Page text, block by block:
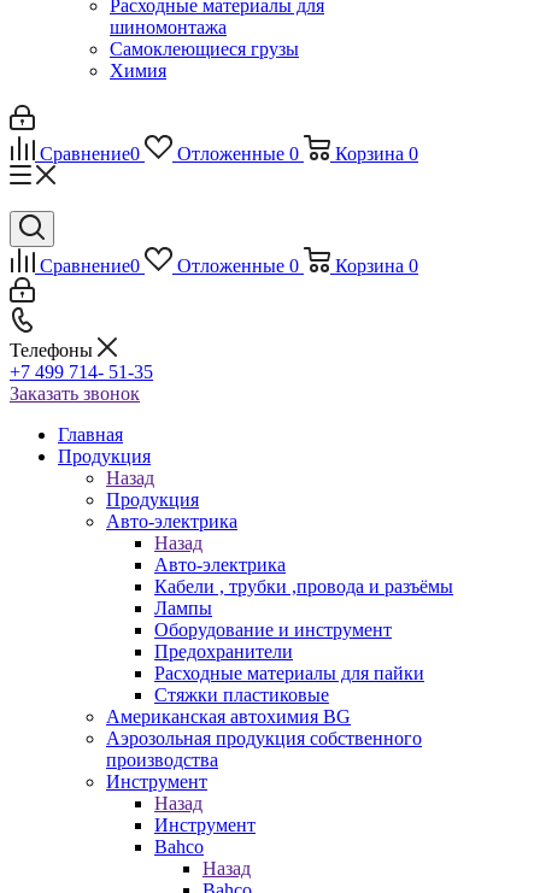
Расходные материалы для
шиномонтажа
Самоклеющиеся грузы
Химия
Сравнение0 Отложенные 0 Корзина 0
Сравнение0 Отложенные 0 Корзина 0
Телефоны
+7 499 714- 51-35
Заказать звонок
Главная
Продукция
Назад
Продукция
Авто-электрика
Назад
Авто-электрика
Кабели , трубки ,провода и разъёмы
Лампы
Оборудование и инструмент
Предохранители
Расходные материалы для пайки
Стяжки пластиковые
Американская автохимия BG
Аэрозольная продукция собственного
производства
Инструмент
Назад
Инструмент
Bahco
Назад